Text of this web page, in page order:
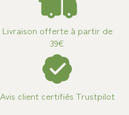
Livraison offerte à partir de
39€
Avis client certifiés Trustpilot